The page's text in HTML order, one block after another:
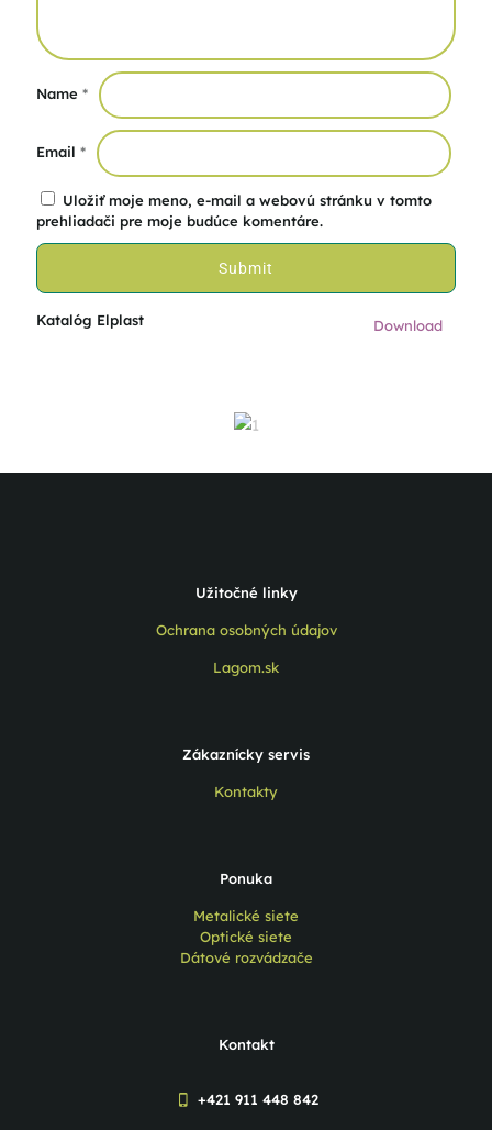
Name *
Email *
Uložiť moje meno, e-mail a webovú stránku v tomto
prehliadači pre moje budúce komentáre.
Katalóg Elplast Download
Užitočné linky
Ochrana osobných údajov
Lagom.sk
Zákaznícky servis
Kontakty
Ponuka
Metalické siete
Optické siete
Dátové rozvádzače
Kontakt
+421 911 448 842